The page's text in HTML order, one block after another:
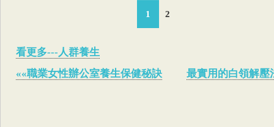
1 2
看更多---人群養生
««職業女性辦公室養生保健秘訣
最實用的白領解壓